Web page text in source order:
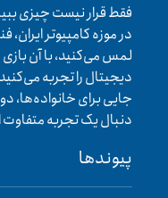
فقط قرار نیست چیزی
در موزه کامپیوتر ایران،
لمس می‌کنید، با آن
دیجیتال را تجربه می‌کنید.
جایی برای خانواده‌ها،
دنبال یک تجربه متفاوت
پیوند‌ها